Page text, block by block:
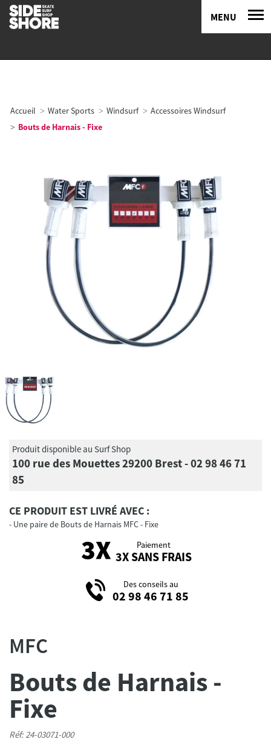
MENU
Accueil Water Sports Windsurf
Accessoires Windsurf
Bouts de Harnais - Fixe
Produit disponible au Surf Shop
100 rue des Mouettes 29200 Brest - 02 98 46 71
85
CE PRODUIT EST LIVRÉ AVEC :
Une paire de Bouts de Harnais MFC - Fixe
Paiement
3X SANS FRAIS
Des conseils au
02 98 46 71 85
MFC
Bouts de Harnais -
Fixe
Réf: 24-03071-000